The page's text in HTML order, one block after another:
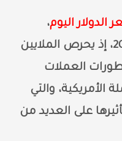
الدولار اليوم،
الإثنين، الموافق، 6 مارس 2023، إذ يحرص الملايين
العملات
الأمريكية، والتي
على العديد من